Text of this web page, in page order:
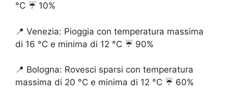
°C ☔️ 10%
📍 Venezia: Pioggia con temperatura massima
di 16 °C e minima di 12 °C ☔️ 90%
📍 Bologna: Rovesci sparsi con temperatura
massima di 20 °C e minima di 12 °C ☔️ 60%